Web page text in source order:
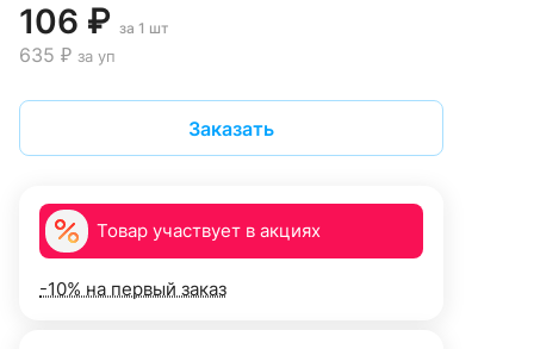
106 ₽ за 1 шт
635 ₽ за уп
Заказать
Товар участвует в акциях
-10% на первый заказ